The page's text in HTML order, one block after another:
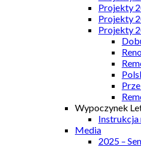
Projekty
Projekty
Projekty
Wypoczynek
Instrukcja
Media
2025 –